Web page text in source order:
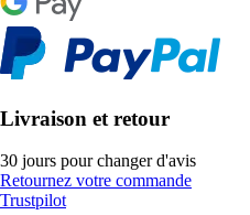
Livraison et retour
30 jours pour changer d'avis
Retournez votre commande
Trustpilot